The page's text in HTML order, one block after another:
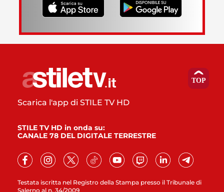
Testata iscritta nel Registro della Stampa presso il Tribunale di
Salerno al n. 34/2009
Scarica l'app di STILE TV HD
STILE TV HD in onda su:
CANALE 78 DEL DIGITALE TERRESTRE